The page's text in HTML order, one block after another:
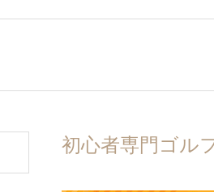
初心者専門ゴル